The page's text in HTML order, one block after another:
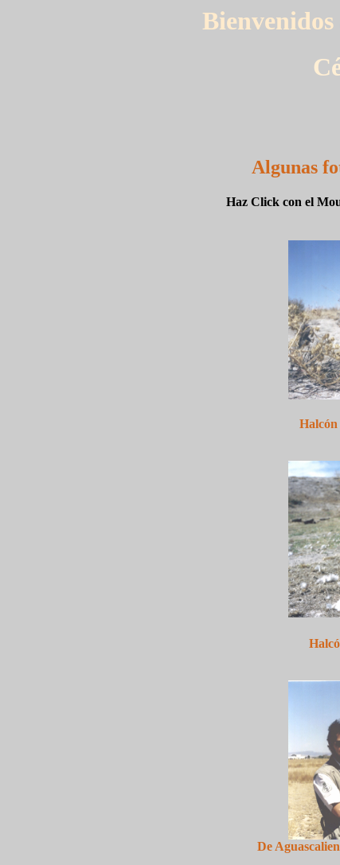
Algunas
Haz Click con el
Halcón
De